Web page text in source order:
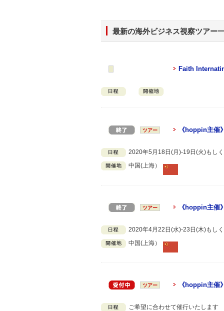
最新の海外ビジネス視察ツアー
Faith
ツアー 《hoppin主催
2020年5月18日(月)-19日(火)もし
中国(上海）
ツアー 《hoppin主催
2020年4月22日(水)-23日(木)もし
中国(上海）
ツアー 《hoppin主催
ご希望に合わせて催行いたします